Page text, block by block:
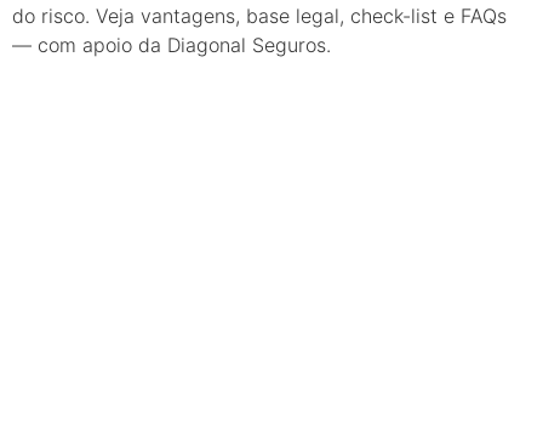
do risco. Veja vantagens, base legal, check-list e FAQs
— com apoio da Diagonal Seguros.